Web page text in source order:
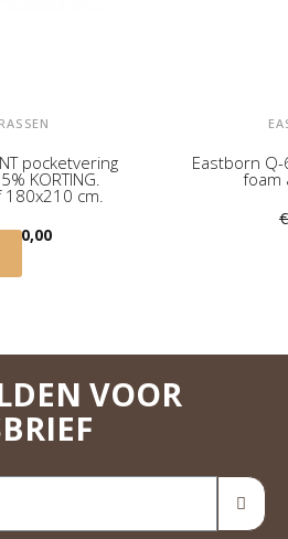
pocketvering
KORTING.
cm.
Eastborn
foam
VOOR